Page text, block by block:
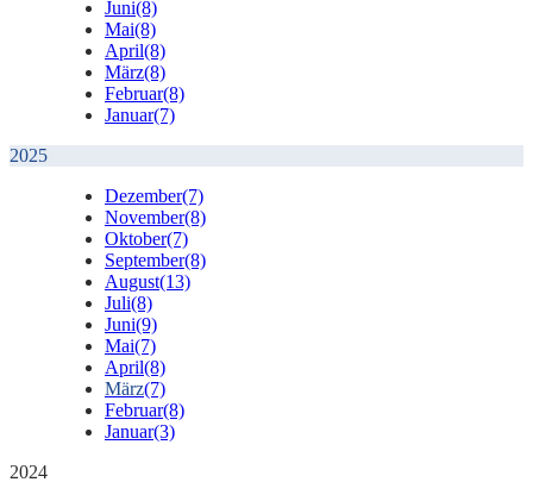
Juni(8)
Mai(8)
April(8)
März(8)
Februar(8)
Januar(7)
2025
Dezember(7)
November(8)
Oktober(7)
September(8)
August(13)
Juli(8)
Juni(9)
Mai(7)
April(8)
März(7)
Februar(8)
Januar(3)
2024